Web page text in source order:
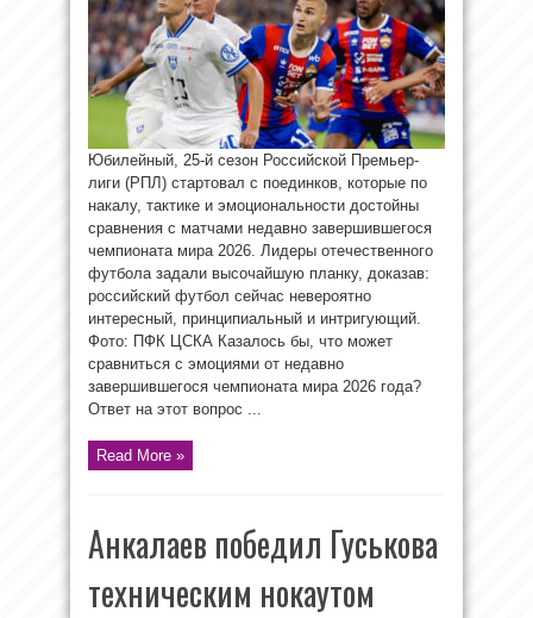
Юбилейный, 25-й сезон Российской Премьер-
лиги (РПЛ) стартовал с поединков, которые по
накалу, тактике и эмоциональности достойны
сравнения с матчами недавно завершившегося
чемпионата мира 2026. Лидеры отечественного
футбола задали высочайшую планку, доказав:
российский футбол сейчас невероятно
интересный, принципиальный и интригующий.
Фото: ПФК ЦСКА Казалось бы, что может
сравниться с эмоциями от недавно
завершившегося чемпионата мира 2026 года?
Ответ на этот вопрос ...
Read More »
Анкалаев победил Гуськова
техническим нокаутом